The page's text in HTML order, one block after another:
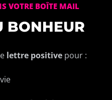
VOTRE BOÎTE MAIL
BONHEUR
lettre positive pour :